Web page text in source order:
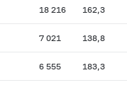
18 216 162,3
7 021 138,8
6 555 183,3